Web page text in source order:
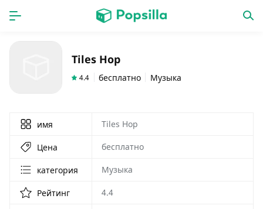
Tiles Hop
4.4 бесплатно Музыка
имя Tiles Hop
Цена бесплатно
категория Музыка
Рейтинг 4.4